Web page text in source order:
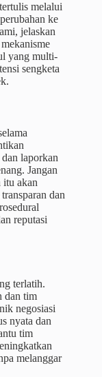
melalui
ke
jelaskan
yang multi-
sengketa
laporkan
Jangan
itu akan
dan
reputasi
terlatih.
dan tim
negosiasi
nyata dan
tim
melanggar